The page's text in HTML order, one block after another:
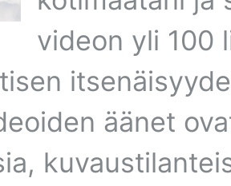
videon yli 100
äänet